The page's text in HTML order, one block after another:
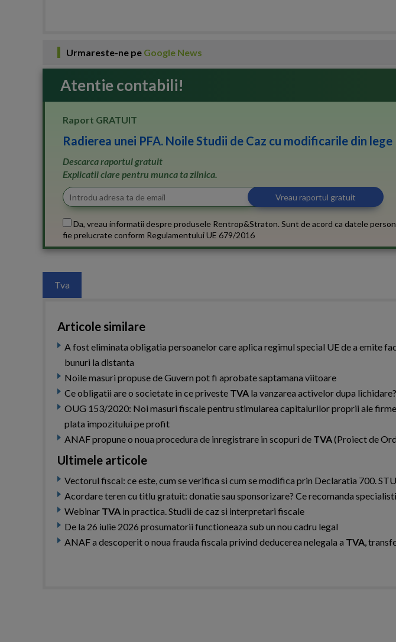
Urmareste-ne pe Google News
Atentie contabili!
Raport GRATUIT
Radierea unei PFA. Noile Studii de Caz cu modificarile din lege
Descarca raportul gratuit
Explicatii clare pentru munca ta zilnica.
Da, vreau informatii despre produsele Rentrop&Straton. Sunt de acord ca datele
fie prelucrate conform Regulamentului UE 679/2016
Tva
Articole similare
A fost eliminata obligatia persoanelor care aplica regimul special UE de a emite
bunuri la distanta
Noile masuri propuse de Guvern pot fi aprobate saptamana viitoare
Ce obligatii are o societate in ce priveste TVA la vanzarea activelor dupa lichidare?
OUG 153/2020: Noi masuri fiscale pentru stimularea capitalurilor proprii ale
plata impozitului pe profit
ANAF propune o noua procedura de inregistrare in scopuri de TVA(Proiect de
Ultimele articole
Vectorul fiscal: ce este, cum se verifica si cum se modifica prin Declaratia 700.
Acordare teren cu titlu gratuit: donatie sau sponsorizare? Ce recomanda
Webinar TVA in practica. Studii de caz si interpretari fiscale
De la 26 iulie 2026 prosumatorii functioneaza sub un nou cadru legal
ANAF a descoperit o noua frauda fiscala privind deducerea nelegala a TVA,